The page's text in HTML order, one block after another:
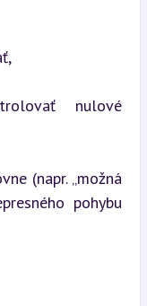
nulové
(napr. „možná
pohybu